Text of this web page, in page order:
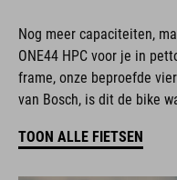
Nog meer capaciteiten,
ONE44 HPC voor je in
frame, onze beproefde
van Bosch, is dit de bike
TOON ALLE FIETSEN